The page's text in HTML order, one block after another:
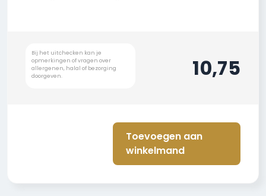
10,75
Toevoegen aan
winkelmand